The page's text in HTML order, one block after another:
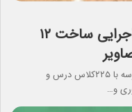
آیین کلنگ زنی و آغاز عملیات اجرایی ساخت ۱۲
آیین کلنگ زنی و عملیات اجرایی ساخت ۱۲مدرسه با ۲۲۵کلاس درس و